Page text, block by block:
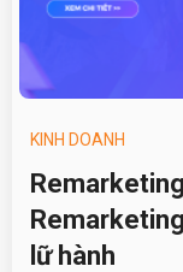
KINH DOANH
lữ hành